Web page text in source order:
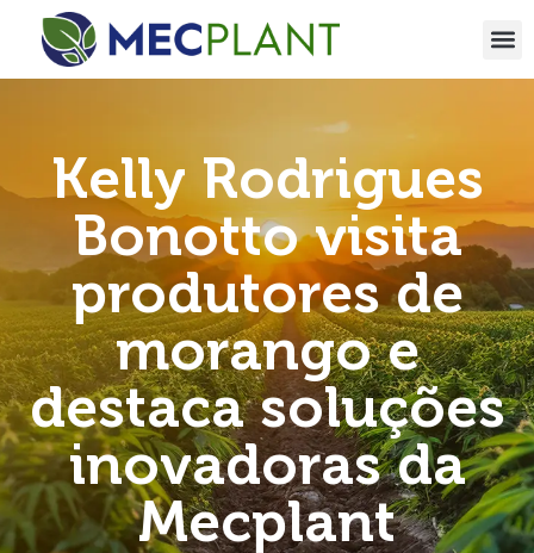
Kelly Rodrigues
Bonotto visita
produtores de
morango e
destaca soluções
inovadoras da
Mecplant